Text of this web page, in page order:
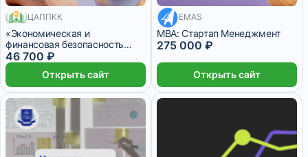
550 месяцев
ЦАППКК
«Экономическая и
финансовая безопасность
бизнеса»
46 700 ₽
Открыть сайт
22 916 ₽/мес
EMAS
MBA: Стартап Менеджмент
275 000 ₽
Открыть сайт